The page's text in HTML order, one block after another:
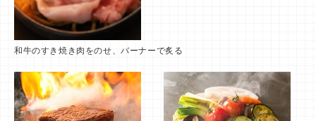
和牛のすき焼き肉をのせ、バーナーで炙る